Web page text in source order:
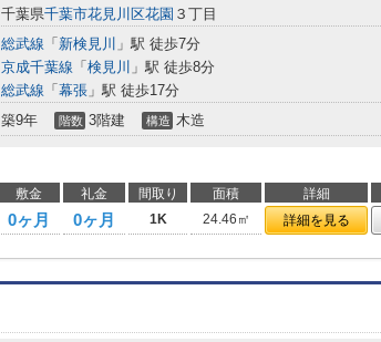
千葉県千葉市花見川区花園 ３丁目
総武線 「 新検見川 」駅 徒歩7分
京成千葉線 「 検見川 」駅 徒歩8分
総武線 「 幕張 」駅 徒歩17分
築9年 階数 3階建 構造 木造
敷金 礼金 間取り 面積 詳細
0ヶ月 0ヶ月 1K 24.46㎡ 詳細を見る